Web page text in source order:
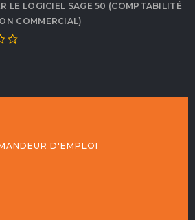
LE LOGICIEL SAGE 50 (COMPTABILITÉ
COMMERCIAL)
D'EMPLOI